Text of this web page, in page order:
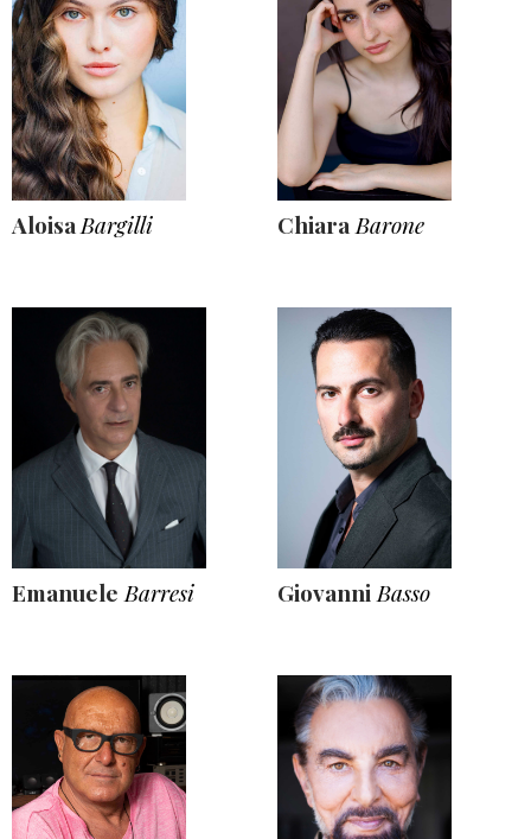
Aloisa Bargilli Chiara Barone
Emanuele Barresi Giovanni Basso